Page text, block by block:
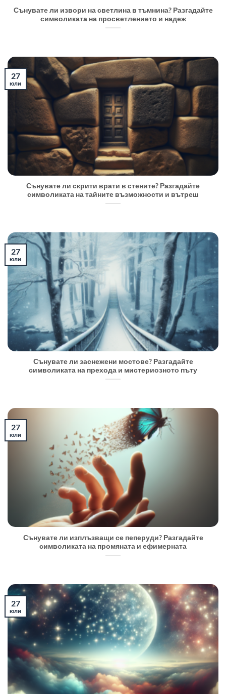
Сънувате ли извори на светлина в тъмнина? Разгадайте
символиката на просветлението и надеж
Сънувате ли скрити врати в стените? Разгадайте
символиката на тайните възможности и вътреш
27
юли
Сънувате ли заснежени мостове? Разгадайте
символиката на прехода и мистериозното пъту
27
юли
Сънувате ли изплъзващи се пеперуди? Разгадайте
символиката на промяната и ефимерната
27
юли
27
юли